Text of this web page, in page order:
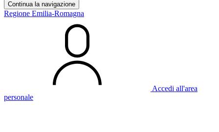
Continua la navigazione
Regione Emilia-Romagna
Accedi all'area
personale